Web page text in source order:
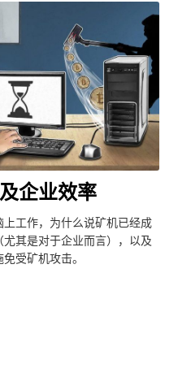
企业效率
工作，为什么说矿机已经成
其是对于企业而言），以及
受矿机攻击。